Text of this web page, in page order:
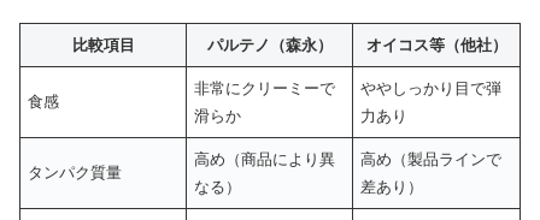
比較項目 パルテノ（森永） オイコス等（他社）
食感
非常にクリーミーで
滑らか
ややしっかり目で弾
力あり
タンパク質量
高め（商品により異
なる）
高め（製品ラインで
差あり）